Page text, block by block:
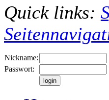
Quick links:
Nickname:
Passwort: